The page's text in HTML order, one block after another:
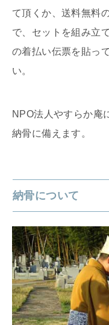
て頂くか、送料無料
で、セットを組み立
の着払い伝票を貼っ
い。
NPO法人やすらか庵
納骨に備えます。
納骨について